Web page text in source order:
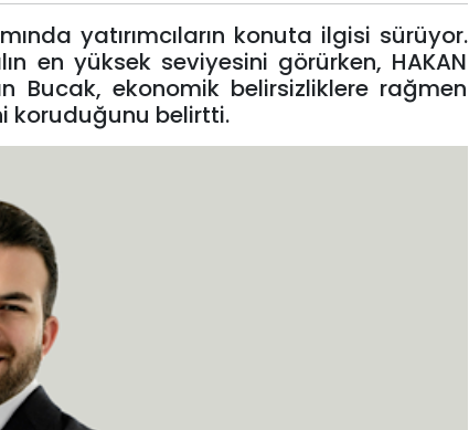
yatırımcıların konuta ilgisi sürüyor.
en yüksek seviyesini görürken, HAKAN
Bucak, ekonomik belirsizliklere rağmen
koruduğunu belirtti.